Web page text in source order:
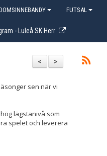
FUTSAL
- Luleå SK Herr
>
<
sen när vi
lägstanivå som
spelet och leverera